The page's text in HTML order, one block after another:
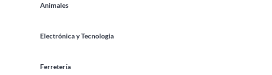
Animales
Electrónica y Tecnologia
Ferretería